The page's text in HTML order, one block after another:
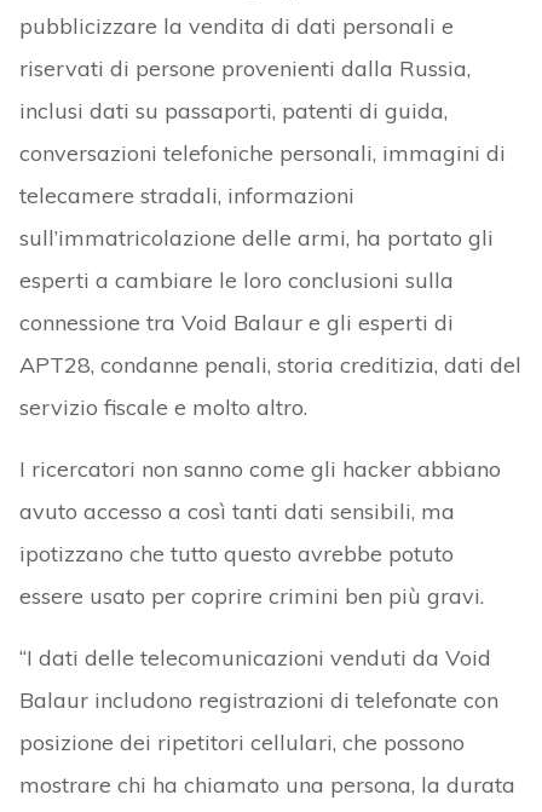
pubblicizzare la vendita di dati personali e
riservati di persone provenienti dalla Russia,
inclusi dati su passaporti, patenti di guida,
conversazioni telefoniche personali, immagini di
telecamere stradali, informazioni
sull’immatricolazione delle armi, ha portato gli
esperti a cambiare le loro conclusioni sulla
connessione tra Void Balaur e gli esperti di
APT28, condanne penali, storia creditizia, dati del
servizio fiscale e molto altro.
I ricercatori non sanno come gli hacker abbiano
avuto accesso a così tanti dati sensibili, ma
ipotizzano che tutto questo avrebbe potuto
essere usato per coprire crimini ben più gravi.
“I dati delle telecomunicazioni venduti da Void
Balaur includono registrazioni di telefonate con
posizione dei ripetitori cellulari, che possono
mostrare chi ha chiamato una persona, la durata